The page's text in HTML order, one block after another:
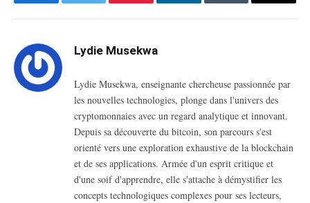
Lydie Musekwa
Lydie Musekwa, enseignante chercheuse passionnée par
les nouvelles technologies, plonge dans l'univers des
cryptomonnaies avec un regard analytique et innovant.
Depuis sa découverte du bitcoin, son parcours s'est
orienté vers une exploration exhaustive de la blockchain
et de ses applications. Armée d'un esprit critique et
d'une soif d'apprendre, elle s'attache à démystifier les
concepts technologiques complexes pour ses lecteurs,